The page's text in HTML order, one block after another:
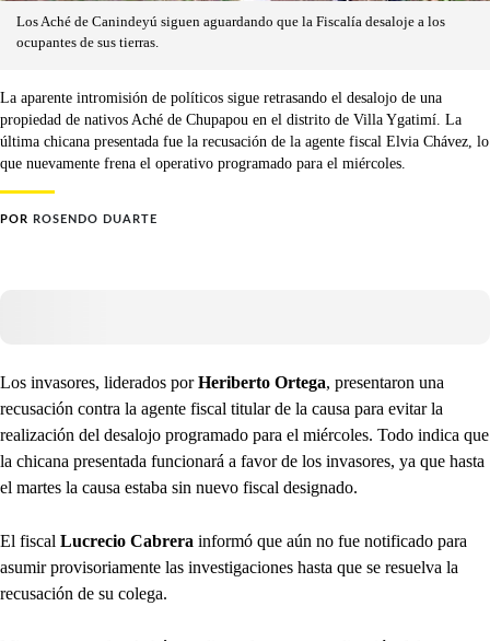
Los Aché de Canindeyú siguen aguardando que la Fiscalía desaloje a los
ocupantes de sus tierras.
La aparente intromisión de políticos sigue retrasando el desalojo de una
propiedad de nativos Aché de Chupapou en el distrito de Villa Ygatimí. La
última chicana presentada fue la recusación de la agente fiscal Elvia Chávez, lo
que nuevamente frena el operativo programado para el miércoles.
POR ROSENDO DUARTE
Los invasores, liderados porHeriberto Ortega, presentaron una
recusación contra la agente fiscal titular de la causa para evitar la
realización del desalojo programado para el miércoles. Todo indica que
la chicana presentada funcionará a favor de los invasores, ya que hasta
el martes la causa estaba sin nuevo fiscal designado.
El fiscal Lucrecio Cabrera informó que aún no fue notificado para
asumir provisoriamente las investigaciones hasta que se resuelva la
recusación de su colega.